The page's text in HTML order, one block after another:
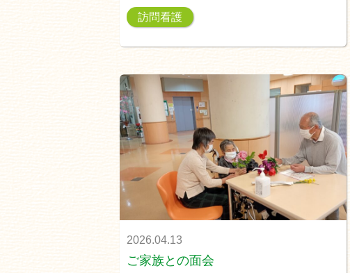
訪問看護
2026.04.13
ご家族との面会